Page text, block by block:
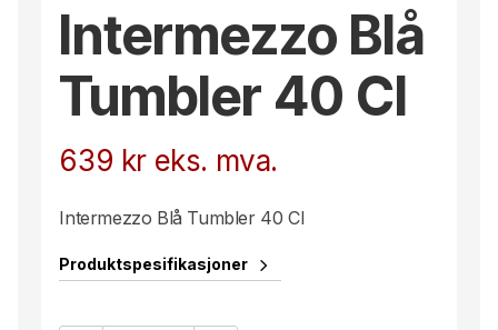
Intermezzo Blå
Tumbler 40 Cl
639 kr eks. mva.
Intermezzo Blå Tumbler 40 Cl
Produktspesifikasjoner